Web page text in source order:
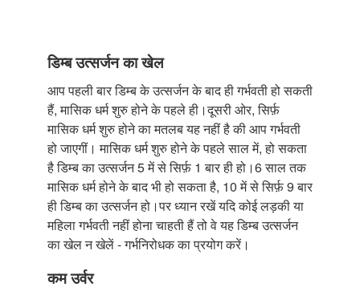
डिम्ब उत्सर्जन का खेल
आप पहली बार डिम्ब के उत्सर्जन के बाद ही गर्भवती हो सकती
हैं, मासिक धर्म शुरु होने के पहले ही।दूसरी ओर, सिर्फ़
मासिक धर्म शुरु होने का मतलब यह नहीं है की आप गर्भवती
हो जाएगीं। मासिक धर्म शुरु होने के पहले साल में, हो सकता
है डिम्ब का उत्सर्जन 5 में से सिर्फ़ 1 बार ही हो।6 साल तक
मासिक धर्म होने के बाद भी हो सकता है, 10 में से सिर्फ़ 9 बार
ही डिम्ब का उत्सर्जन हो।पर ध्यान रखें यदि कोई लड़की या
महिला गर्भवती नहीं होना चाहती हैं तो वे यह डिम्ब उत्सर्जन
का खेल न खेलें - गर्भनिरोधक का प्रयोग करें।
कम उर्वर